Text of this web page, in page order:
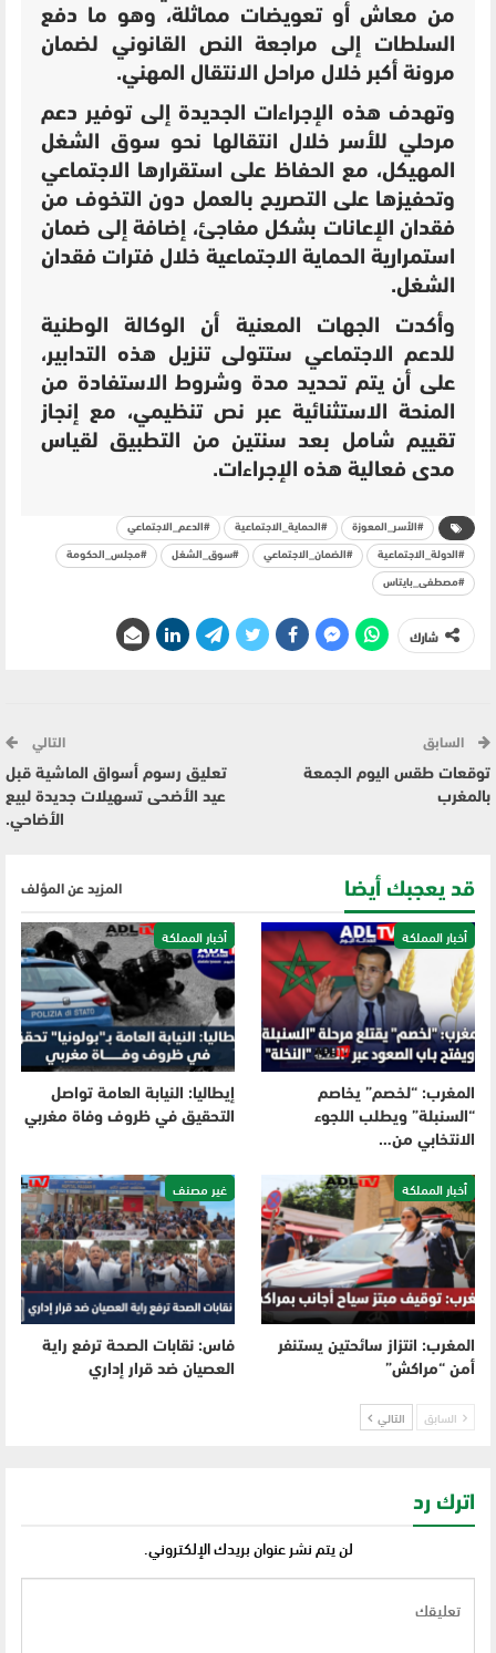
من معاش أو تعويضات مماثلة، وهو ما دفع
السلطات إلى مراجعة النص القانوني لضمان
مرونة أكبر خلال مراحل الانتقال المهني.
وتهدف هذه الإجراءات الجديدة إلى توفير دعم
مرحلي للأسر خلال انتقالها نحو سوق الشغل
المهيكل، مع الحفاظ على استقرارها الاجتماعي
وتحفيزها على التصريح بالعمل دون التخوف من
فقدان الإعانات بشكل مفاجئ، إضافة إلى ضمان
استمرارية الحماية الاجتماعية خلال فترات فقدان
الشغل.
وأكدت الجهات المعنية أن الوكالة الوطنية
للدعم الاجتماعي ستتولى تنزيل هذه التدابير،
على أن يتم تحديد مدة وشروط الاستفادة من
المنحة الاستثنائية عبر نص تنظيمي، مع إنجاز
تقييم شامل بعد سنتين من التطبيق لقياس
مدى فعالية هذه الإجراءات.
#الأسر_المعوزة #الحماية_الاجتماعية #الدعم_الاجتماعي
#الدولة_الاجتماعية #الضمان_الاجتماعي #سوق_الشغل #مجلس_الحكومة
#مصطفى_بايتاس
شارك
السابق
توقعات طقس اليوم الجمعة
بالمغرب
التالي
تعليق رسوم أسواق الماشية قبل
عيد الأضحى تسهيلات جديدة لبيع
الأضاحي.
قد يعجبك أيضا المزيد عن المؤلف
أخبار المملكة
المغرب: “لخصم” يخاصم
“السنبلة” ويطلب اللجوء
الانتخابي من…
أخبار المملكة
إيطاليا: النيابة العامة تواصل
التحقيق في ظروف وفاة مغربي
أخبار المملكة
المغرب: انتزاز سائحتين يستنفر
أمن “مراكش”
غير مصنف
فاس: نقابات الصحة ترفع راية
العصيان ضد قرار إداري
السابق التالي
اترك رد
لن يتم نشر عنوان بريدك الإلكتروني.